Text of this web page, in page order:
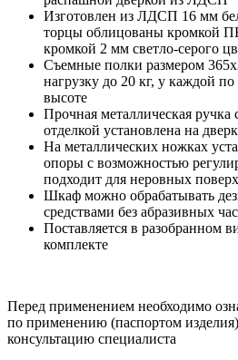
Изготовлен из ЛДСП 16 мм
торцы облицованы кромкой
кромкой 2 мм светло-серого
Съемные полки размером
нагрузку до 20 кг, у каждой
высоте
Прочная металлическая
отделкой установлена на
На металлических ножках
опоры с возможностью
подходит для неровных
Шкаф можно обрабатывать
средствами без абразивных
Поставляется в разобранном
комплекте
Перед применением необходимо
по применению (паспортом
консультацию специалиста